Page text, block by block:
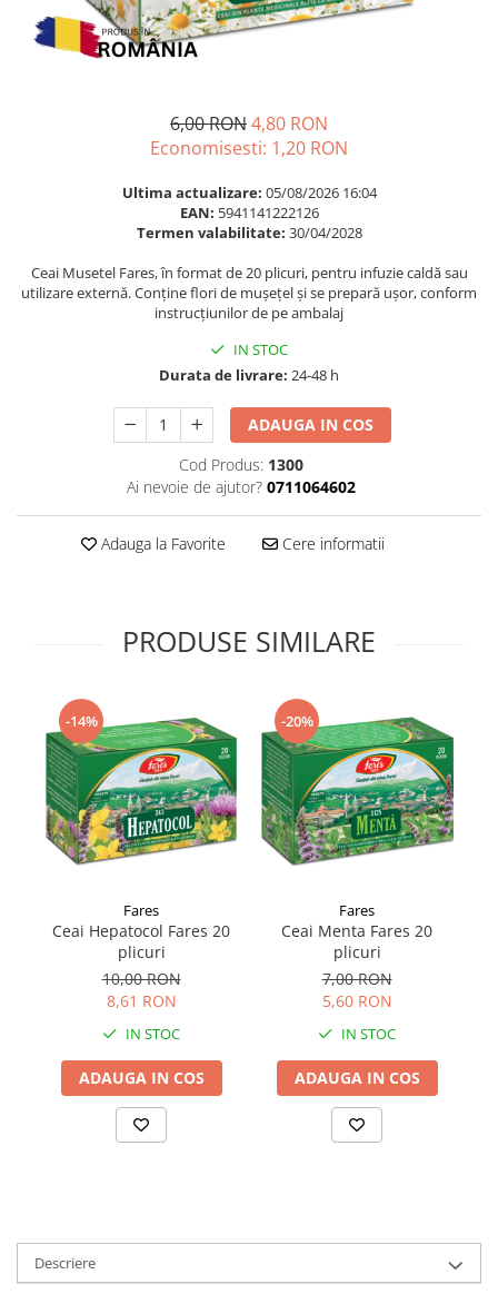
Omega 3
Slabire si control greutate
Somn stres si anxietate
Supliment Magneziu
Supliment Vitamina B
Supliment Vitamina C
Supliment Vitamina D3
Supliment Vitamina E
Tuse gat si respiratie
Ingrijire par
Balsam masca si tratament
6,00 RON4,80 RON
Economisesti: 1,20 RON
Ultima actualizare: 05/08/2026 16:04
EAN: 5941141222126
Termen valabilitate: 30/04/2028
Ceai Musetel Fares, în format de 20 plicuri, pentru infuzie caldă sau
utilizare externă. Conține flori de mușețel și se prepară ușor, conform
instrucțiunilor de pe ambalaj
IN STOC
Durata de livrare: 24-48 h
ADAUGA IN COS
Cod Produs: 1300
Ai nevoie de ajutor? 0711064602
Adauga la Favorite Cere informatii
PRODUSE SIMILARE
-14%
Fares
Ceai Hepatocol Fares 20
plicuri
10,00 RON
8,61 RON
IN STOC
ADAUGA IN COS
-20%
Fares
Ceai Menta Fares 20
plicuri
7,00 RON
5,60 RON
IN STOC
ADAUGA IN COS
Descriere